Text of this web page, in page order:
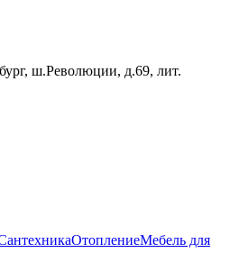
ш.Революции, д.69, лит.
ОтоплениеМебель для